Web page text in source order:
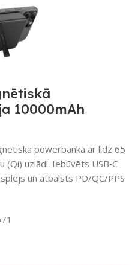
10000mAh
powerbanka ar līdz 65
(Qi) uzlādi. Iebūvēts USB‑C
un atbalsts PD/QC/PPS